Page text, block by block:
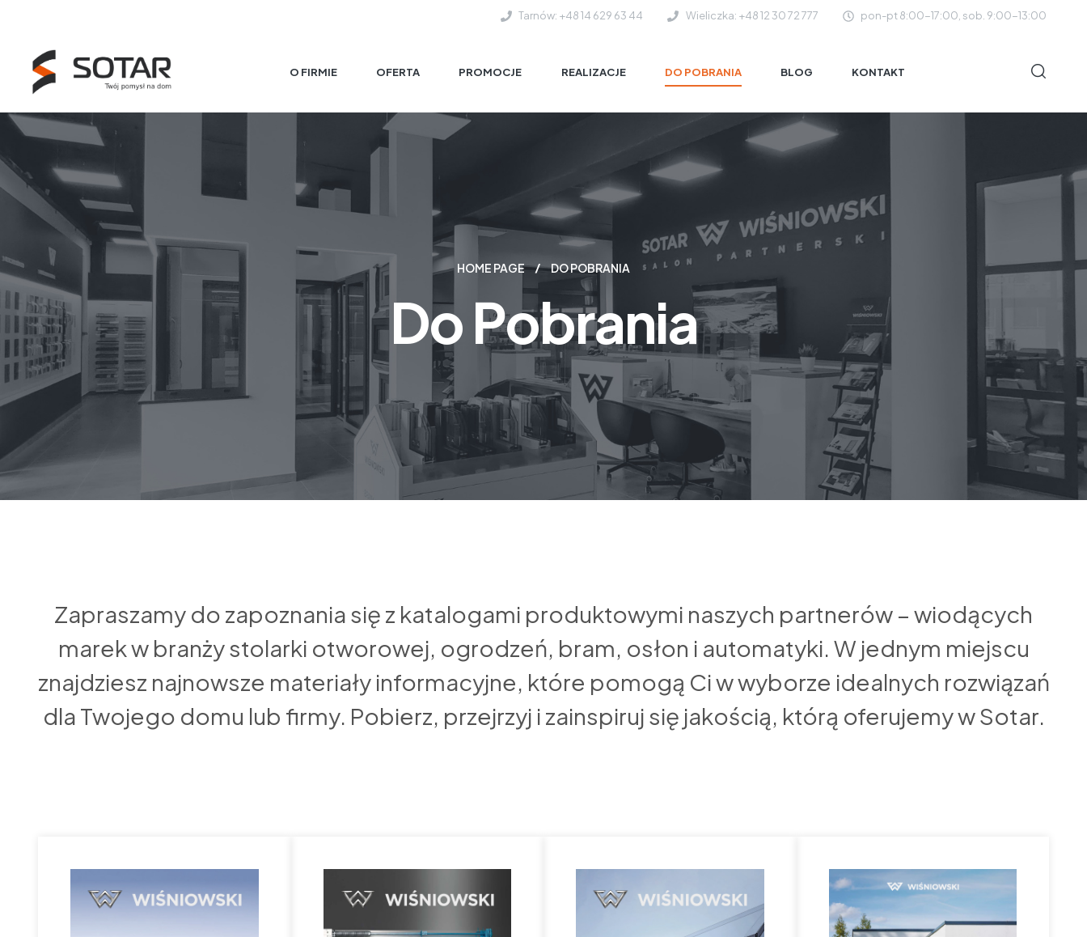
Tarnów: +48 14 629 63 44 Wieliczka: +48 12 30 72 777 pon-pt 8:00-17:00, sob. 9:00-13:00
O FIRMIE OFERTA PROMOCJE REALIZACJE DO POBRANIA BLOG KONTAKT
HOME PAGE DO POBRANIA
Do Pobrania
Zapraszamy do zapoznania się z katalogami produktowymi naszych partnerów – wiodących
marek w branży stolarki otworowej, ogrodzeń, bram, osłon i automatyki. W jednym miejscu
znajdziesz najnowsze materiały informacyjne, które pomogą Ci w wyborze idealnych rozwiązań
dla Twojego domu lub firmy. Pobierz, przejrzyj i zainspiruj się jakością, którą oferujemy w Sotar.